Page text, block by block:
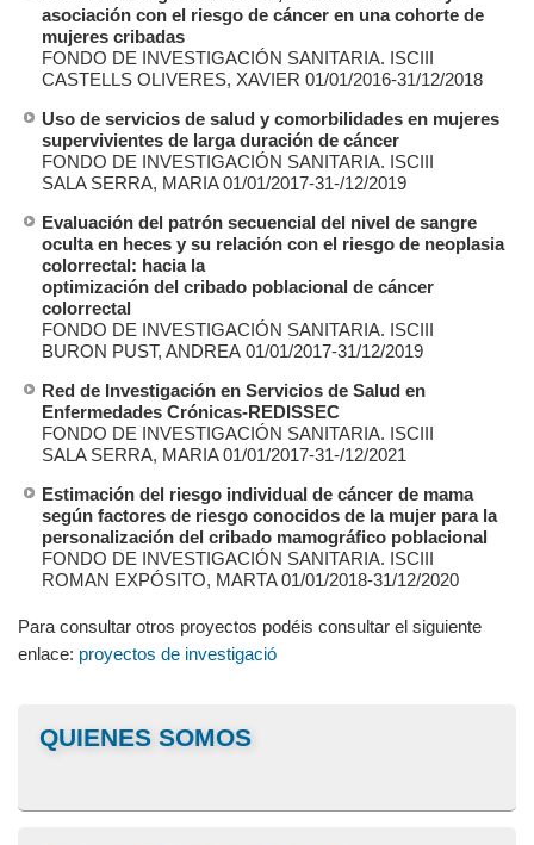
asociación con el riesgo de cáncer en una cohorte de
mujeres cribadas
FONDO DE INVESTIGACIÓN SANITARIA. ISCIII
CASTELLS OLIVERES, XAVIER 01/01/2016-31/12/2018
Uso de servicios de salud y comorbilidades en mujeres
supervivientes de larga duración de cáncer
FONDO DE INVESTIGACIÓN SANITARIA. ISCIII
SALA SERRA, MARIA 01/01/2017-31-/12/2019
Evaluación del patrón secuencial del nivel de sangre
oculta en heces y su relación con el riesgo de neoplasia
colorrectal: hacia la
optimización del cribado poblacional de cáncer
colorrectal
FONDO DE INVESTIGACIÓN SANITARIA. ISCIII
BURON PUST, ANDREA 01/01/2017-31/12/2019
Red de Investigación en Servicios de Salud en
Enfermedades Crónicas-REDISSEC
FONDO DE INVESTIGACIÓN SANITARIA. ISCIII
SALA SERRA, MARIA 01/01/2017-31-/12/2021
Estimación del riesgo individual de cáncer de mama
según factores de riesgo conocidos de la mujer para la
personalización del cribado mamográfico poblacional
FONDO DE INVESTIGACIÓN SANITARIA. ISCIII
ROMAN EXPÓSITO, MARTA 01/01/2018-31/12/2020
Para consultar otros proyectos podéis consultar el siguiente
enlace: proyectos de investigació
QUIENES SOMOS